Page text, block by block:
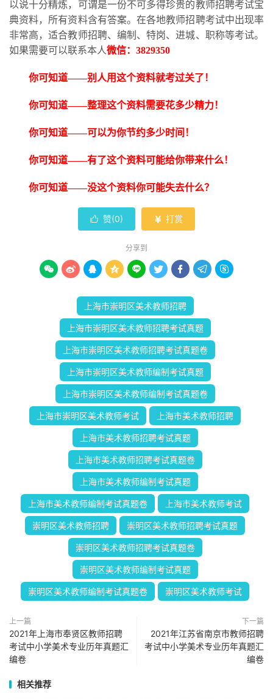
以说十分精炼，可谓是一份不可多得珍贵的教师招聘考试宝
典资料，所有资料含有答案。在各地教师招聘考试中出现率
非常高，适合教师招聘、编制、特岗、进城、职称等考试。
如果需要可以联系本人微信： 3829350
你可知道——别人用这个资料就考过关了！
你可知道——整理这个资料需要花多少精力！
你可知道——可以为你节约多少时间！
你可知道——有了这个资料可能给你带来什么！
你可知道——没这个资料你可能失去什么？
 赞(0)  打赏
分享到
        
上海市崇明区美术教师招聘
上海市崇明区美术教师招聘考试真题
上海市崇明区美术教师招聘考试真题卷
上海市崇明区美术教师编制考试真题
上海市崇明区美术教师编制考试真题卷
上海市崇明区美术教师考试 上海市美术教师招聘
上海市美术教师招聘考试真题
上海市美术教师招聘考试真题卷
上海市美术教师编制考试真题
上海市美术教师编制考试真题卷 上海市美术教师考试
崇明区美术教师招聘 崇明区美术教师招聘考试真题
崇明区美术教师招聘考试真题卷
崇明区美术教师编制考试真题
崇明区美术教师编制考试真题卷 崇明区美术教师考试
上一篇
2021年上海市奉贤区教师招聘
考试中小学美术专业历年真题汇
编卷
下一篇
2021年江苏省南京市教师招聘
考试中小学美术专业历年真题汇
编卷
相关推荐